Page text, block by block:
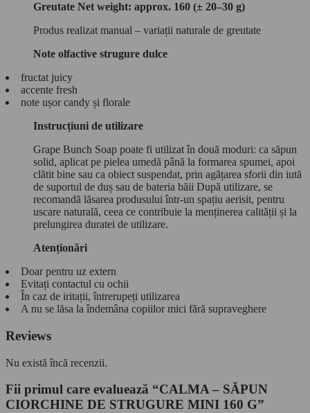
Greutate Net weight: approx. 160 (± 20–30 g)
Produs realizat manual – variații naturale de greutate
Note olfactive strugure dulce
fructat juicy
accente fresh
note ușor candy și florale
Instrucțiuni de utilizare
Grape Bunch Soap poate fi utilizat în două moduri: ca săpun
solid, aplicat pe pielea umedă până la formarea spumei, apoi
clătit bine sau ca obiect suspendat, prin agățarea sforii din iută
de suportul de duș sau de bateria băii După utilizare, se
recomandă lăsarea produsului într-un spațiu aerisit, pentru
uscare naturală, ceea ce contribuie la menținerea calității și la
prelungirea duratei de utilizare.
Atenționări
Doar pentru uz extern
Evitați contactul cu ochii
În caz de iritații, întrerupeți utilizarea
A nu se lăsa la îndemâna copiilor mici fără supraveghere
Reviews
Nu există încă recenzii.
Fii primul care evaluează “CALMA – SĂPUN
CIORCHINE DE STRUGURE MINI 160 G”